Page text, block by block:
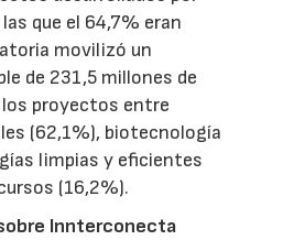
que el 64,7% eran
movilizó un
de 231,5 millones de
proyectos entre
(62,1%), biotecnología
limpias y eficientes
(16,2%).
Innterconecta